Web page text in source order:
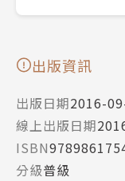
出版資訊
出版日期2016-
線上出版日期
ISBN
分級普級